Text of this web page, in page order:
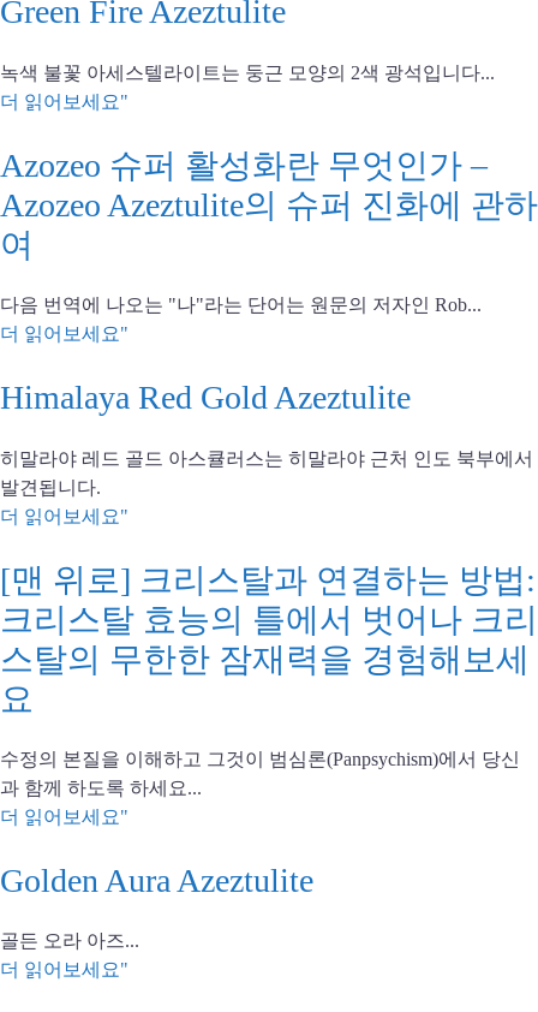
Green Fire Azeztulite
녹색 불꽃 아세스텔라이트는 둥근 모양의 2색 광석입니다...
더 읽어보세요"
Azozeo 슈퍼 활성화란 무엇인가 –
Azozeo Azeztulite의 슈퍼 진화에 관하
여
다음 번역에 나오는 "나"라는 단어는 원문의 저자인 Rob...
더 읽어보세요"
Himalaya Red Gold Azeztulite
히말라야 레드 골드 아스큘러스는 히말라야 근처 인도 북부에서
발견됩니다.
더 읽어보세요"
[맨 위로] 크리스탈과 연결하는 방법:
크리스탈 효능의 틀에서 벗어나 크리
스탈의 무한한 잠재력을 경험해보세
요
수정의 본질을 이해하고 그것이 범심론(Panpsychism)에서 당신
과 함께 하도록 하세요...
더 읽어보세요"
Golden Aura Azeztulite
골든 오라 아즈...
더 읽어보세요"